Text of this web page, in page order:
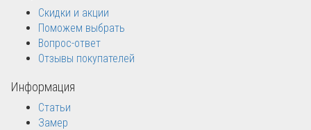
Скидки и акции
Поможем выбрать
Вопрос-ответ
Отзывы покупателей
Информация
Статьи
Замер